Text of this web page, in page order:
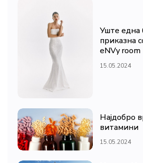
Уште една
приказна
eNVy room
15.05.2024
Најдобро
витамини
15.05.2024